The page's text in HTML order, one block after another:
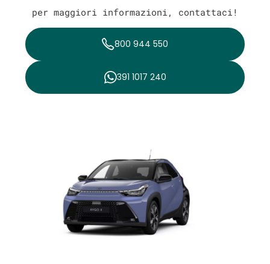
per maggiori informazioni, contattaci!
800 944 550
391 1017 240